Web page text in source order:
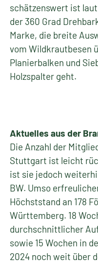
schätzenswert ist
der 360 Grad
Marke, die breite
vom Wildkrautbesen
Planierbalken und
Holzspalter geht.
Aktuelles aus der
Die Anzahl der
Stuttgart ist leicht
ist sie jedoch
BW. Umso
Höchststand an 178
Württemberg. 18
durchschnittlicher
sowie 15 Wochen in
2024 noch weit über